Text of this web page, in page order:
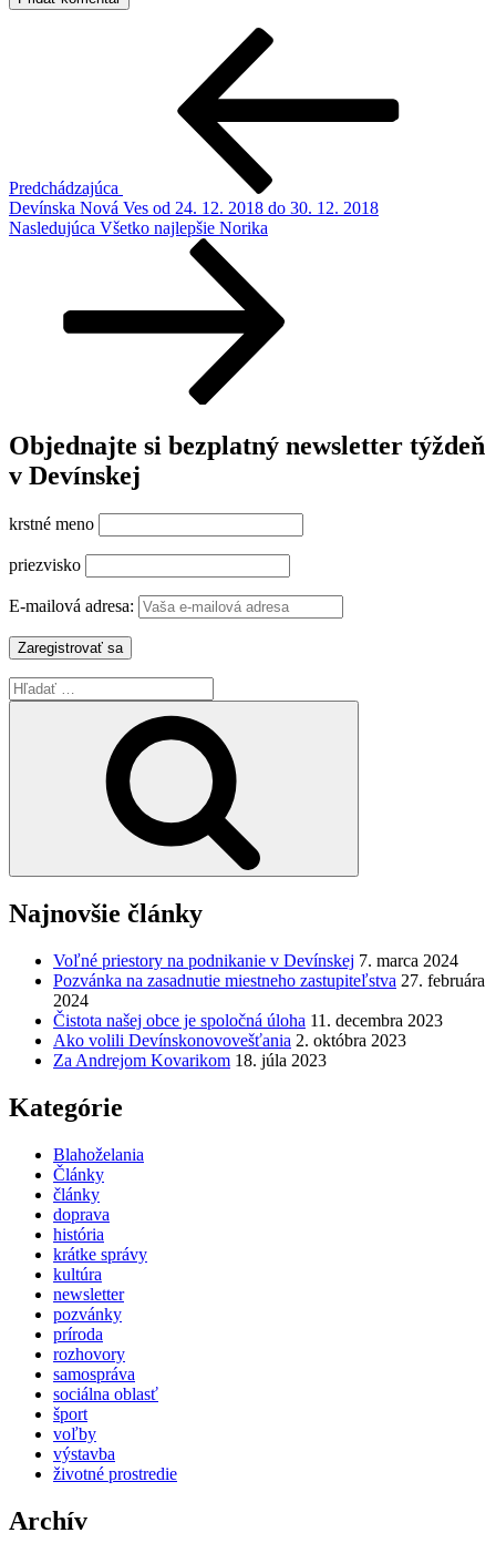
Predchádzajúca
Devínska Nová Ves od 24. 12. 2018 do 30. 12. 2018
Ďalší
Nasledujúca Všetko najlepšie Norika
Objednajte si bezplatný newsletter týždeň
v Devínskej
krstné meno
priezvisko
E-mailová adresa:
Hľadať:
Najnovšie články
Voľné priestory na podnikanie v Devínskej 7. marca 2024
Pozvánka na zasadnutie miestneho zastupiteľstva 27. februára
2024
Čistota našej obce je spoločná úloha 11. decembra 2023
Ako volili Devínskonovovešťania 2. októbra 2023
Za Andrejom Kovarikom 18. júla 2023
Kategórie
Blahoželania
Články
články
doprava
história
krátke správy
kultúra
newsletter
pozvánky
príroda
rozhovory
samospráva
sociálna oblasť
šport
voľby
výstavba
životné prostredie
Archív